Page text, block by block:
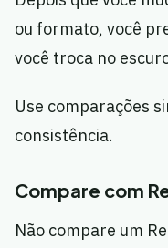
ou formato, você
você troca no
Use comparações
consistência.
Compare com
Não compare um